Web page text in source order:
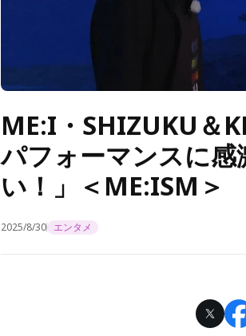
ME:I・SHIZUKU＆
パフォーマンスに
い！」＜ME:ISM＞
2025/8/30 エンタメ